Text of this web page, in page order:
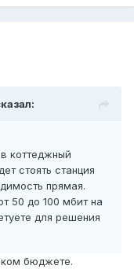
коттеджный
стоять станция
прямая.
50 до 100 мбит на
для решения
бюджете.